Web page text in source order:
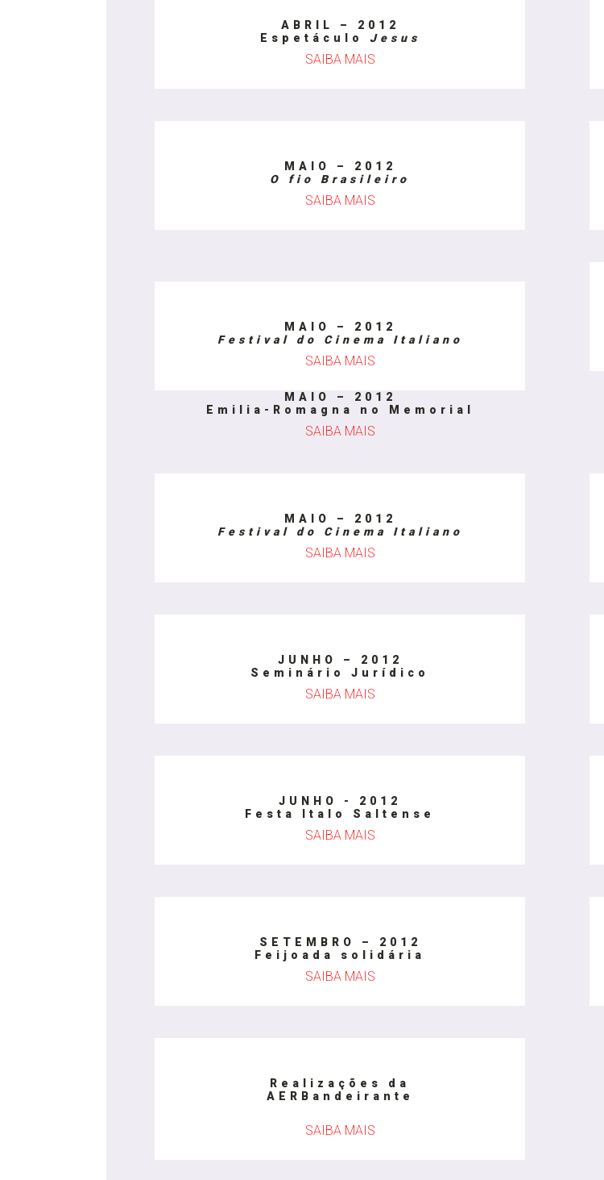
ABRIL – 2012
Espetáculo Jesus
SAIBA MAIS
MAIO – 2012
O fio Brasileiro
SAIBA MAIS
MAIO – 2012
Festival do Cinema Italiano
SAIBA MAIS
MAIO – 2012
Emilia-Romagna no Memorial
SAIBA MAIS
MAIO – 2012
Festival do Cinema Italiano
SAIBA MAIS
JUNHO – 2012
Seminário Jurídico
SAIBA MAIS
JUNHO - 2012
Festa Italo Saltense
SAIBA MAIS
SETEMBRO – 2012
Feijoada solidária
SAIBA MAIS
Realizações da
AERBandeirante
SAIBA MAIS